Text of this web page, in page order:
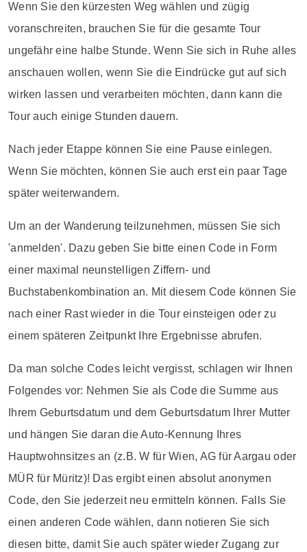
Wenn Sie den kürzesten Weg wählen und zügig
voranschreiten, brauchen Sie für die gesamte Tour
ungefähr eine halbe Stunde. Wenn Sie sich in Ruhe alles
anschauen wollen, wenn Sie die Eindrücke gut auf sich
wirken lassen und verarbeiten möchten, dann kann die
Tour auch einige Stunden dauern.
Nach jeder Etappe können Sie eine Pause einlegen.
Wenn Sie möchten, können Sie auch erst ein paar Tage
später weiterwandern.
Um an der Wanderung teilzunehmen, müssen Sie sich
'anmelden'. Dazu geben Sie bitte einen Code in Form
einer maximal neunstelligen Ziffern- und
Buchstabenkombination an. Mit diesem Code können Sie
nach einer Rast wieder in die Tour einsteigen oder zu
einem späteren Zeitpunkt Ihre Ergebnisse abrufen.
Da man solche Codes leicht vergisst, schlagen wir Ihnen
Folgendes vor: Nehmen Sie als Code die Summe aus
Ihrem Geburtsdatum und dem Geburtsdatum Ihrer Mutter
und hängen Sie daran die Auto-Kennung Ihres
Hauptwohnsitzes an (z.B. W für Wien, AG für Aargau oder
MÜR für Müritz)! Das ergibt einen absolut anonymen
Code, den Sie jederzeit neu ermitteln können. Falls Sie
einen anderen Code wählen, dann notieren Sie sich
diesen bitte, damit Sie auch später wieder Zugang zur